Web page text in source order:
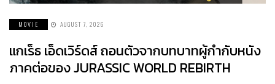
MOVIE AUGUST 7, 2026
แกเร็ธ เอ็ดเวิร์ดส์ ถอนตัวจากบทบาทผู้กำกับหนัง
ภาคต่อของ JURASSIC WORLD REBIRTH